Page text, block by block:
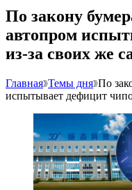
По закону
автопром
из-за своих же
Главная Темы дня По
испытывает дефицит